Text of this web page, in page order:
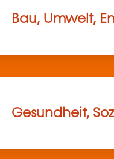
Bau, Umwelt,
Gesundheit,